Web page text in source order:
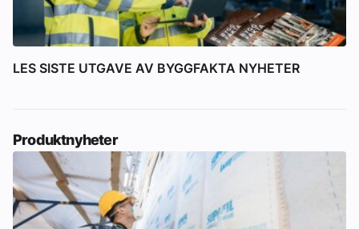
LES SISTE UTGAVE AV BYGGFAKTA NYHETER
Produktnyheter